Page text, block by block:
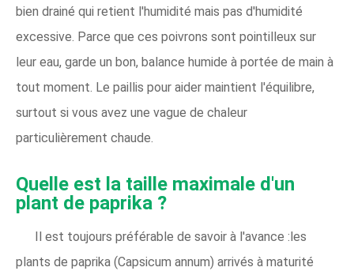
bien drainé qui retient l'humidité mais pas d'humidité
excessive. Parce que ces poivrons sont pointilleux sur
leur eau, garde un bon, balance humide à portée de main à
tout moment. Le paillis pour aider maintient l'équilibre,
surtout si vous avez une vague de chaleur
particulièrement chaude.
Quelle est la taille maximale d'un
plant de paprika ?
Il est toujours préférable de savoir à l'avance :les
plants de paprika (Capsicum annum) arrivés à maturité